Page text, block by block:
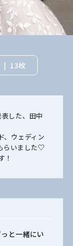
13枚
した、田中
、ウェディン
らいました♡
！
と一緒にい